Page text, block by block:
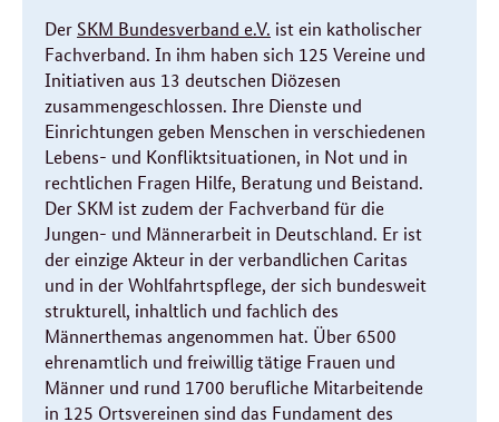
Der SKM Bundesverband e.V. ist ein katholischer
Fachverband. In ihm haben sich 125 Vereine und
Initiativen aus 13 deutschen Diözesen
zusammengeschlossen. Ihre Dienste und
Einrichtungen geben Menschen in verschiedenen
Lebens- und Konfliktsituationen, in Not und in
rechtlichen Fragen Hilfe, Beratung und Beistand.
Der SKM ist zudem der Fachverband für die
Jungen- und Männerarbeit in Deutschland. Er ist
der einzige Akteur in der verbandlichen Caritas
und in der Wohlfahrtspflege, der sich bundesweit
strukturell, inhaltlich und fachlich des
Männerthemas angenommen hat. Über 6500
ehrenamtlich und freiwillig tätige Frauen und
Männer und rund 1700 berufliche Mitarbeitende
in 125 Ortsvereinen sind das Fundament des